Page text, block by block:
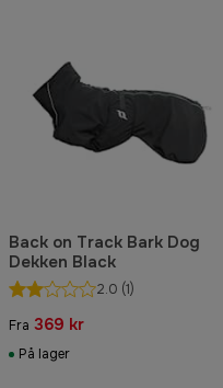
Back on Track Bark Dog
Dekken Black
2.0 (1)
Fra 369 kr
På lager